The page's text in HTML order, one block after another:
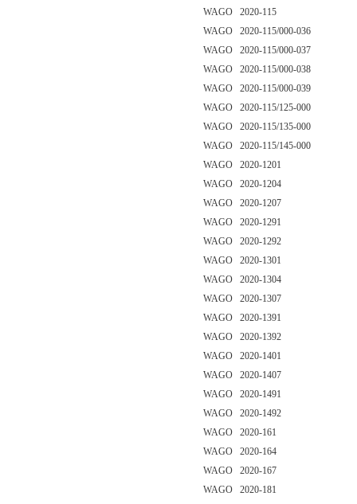
WAGO 2020-115
WAGO 2020-115/000-036
WAGO 2020-115/000-037
WAGO 2020-115/000-038
WAGO 2020-115/000-039
WAGO 2020-115/125-000
WAGO 2020-115/135-000
WAGO 2020-115/145-000
WAGO 2020-1201
WAGO 2020-1204
WAGO 2020-1207
WAGO 2020-1291
WAGO 2020-1292
WAGO 2020-1301
WAGO 2020-1304
WAGO 2020-1307
WAGO 2020-1391
WAGO 2020-1392
WAGO 2020-1401
WAGO 2020-1407
WAGO 2020-1491
WAGO 2020-1492
WAGO 2020-161
WAGO 2020-164
WAGO 2020-167
WAGO 2020-181